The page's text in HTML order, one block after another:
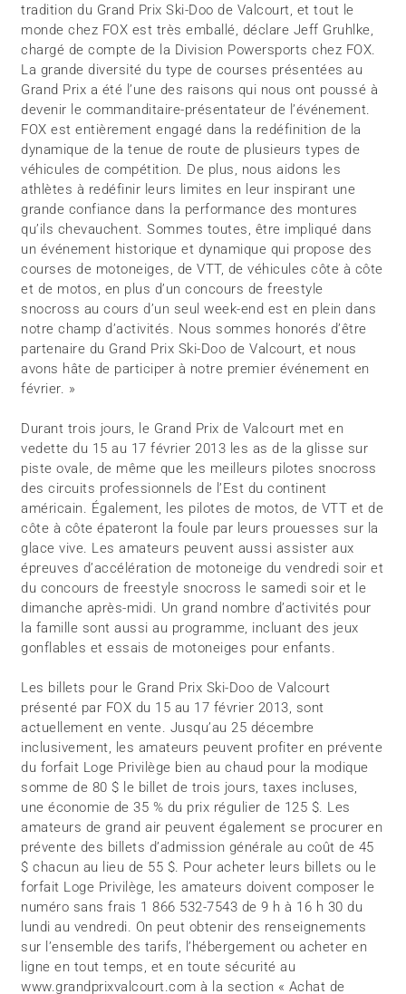
tradition du Grand Prix Ski-Doo de Valcourt, et tout le
monde chez FOX est très emballé, déclare Jeff Gruhlke,
chargé de compte de la Division Powersports chez FOX.
La grande diversité du type de courses présentées au
Grand Prix a été l’une des raisons qui nous ont poussé à
devenir le commanditaire-présentateur de l’événement.
FOX est entièrement engagé dans la redéfinition de la
dynamique de la tenue de route de plusieurs types de
véhicules de compétition. De plus, nous aidons les
athlètes à redéfinir leurs limites en leur inspirant une
grande confiance dans la performance des montures
qu’ils chevauchent. Sommes toutes, être impliqué dans
un événement historique et dynamique qui propose des
courses de motoneiges, de VTT, de véhicules côte à côte
et de motos, en plus d’un concours de freestyle
snocross au cours d’un seul week-end est en plein dans
notre champ d’activités. Nous sommes honorés d’être
partenaire du Grand Prix Ski-Doo de Valcourt, et nous
avons hâte de participer à notre premier événement en
février. »
Durant trois jours, le Grand Prix de Valcourt met en
vedette du 15 au 17 février 2013 les as de la glisse sur
piste ovale, de même que les meilleurs pilotes snocross
des circuits professionnels de l’Est du continent
américain. Également, les pilotes de motos, de VTT et de
côte à côte épateront la foule par leurs prouesses sur la
glace vive. Les amateurs peuvent aussi assister aux
épreuves d’accélération de motoneige du vendredi soir et
du concours de freestyle snocross le samedi soir et le
dimanche après-midi. Un grand nombre d’activités pour
la famille sont aussi au programme, incluant des jeux
gonflables et essais de motoneiges pour enfants.
Les billets pour le Grand Prix Ski-Doo de Valcourt
présenté par FOX du 15 au 17 février 2013, sont
actuellement en vente. Jusqu’au 25 décembre
inclusivement, les amateurs peuvent profiter en prévente
du forfait Loge Privilège bien au chaud pour la modique
somme de 80 $ le billet de trois jours, taxes incluses,
une économie de 35 % du prix régulier de 125 $. Les
amateurs de grand air peuvent également se procurer en
prévente des billets d’admission générale au coût de 45
$ chacun au lieu de 55 $. Pour acheter leurs billets ou le
forfait Loge Privilège, les amateurs doivent composer le
numéro sans frais 1 866 532-7543 de 9 h à 16 h 30 du
lundi au vendredi. On peut obtenir des renseignements
sur l’ensemble des tarifs, l’hébergement ou acheter en
ligne en tout temps, et en toute sécurité au
www.grandprixvalcourt.com à la section « Achat de